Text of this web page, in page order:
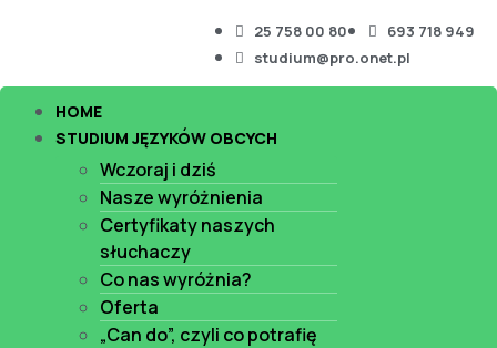
25 758 00 80
693 718 949
studium@pro.onet.pl
HOME
STUDIUM JĘZYKÓW OBCYCH
Wczoraj i dziś
Nasze wyróżnienia
Certyfikaty naszych
słuchaczy
Co nas wyróżnia?
Oferta
„Can do”, czyli co potrafię